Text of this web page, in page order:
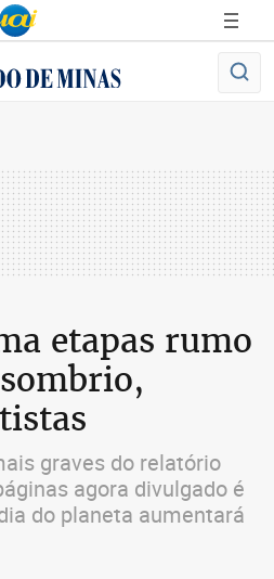
etapas rumo
graves do relatório
agora divulgado é
do planeta aumentará